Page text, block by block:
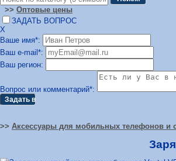
>> Оптовые цены
ЗАДАТЬ ВОПРОС
Х
Ваше имя*:
Ваш e-mail*:
Ваш регион:
Вопрос или комментарий*:
>> Аксессуары для мобильных телефонов и